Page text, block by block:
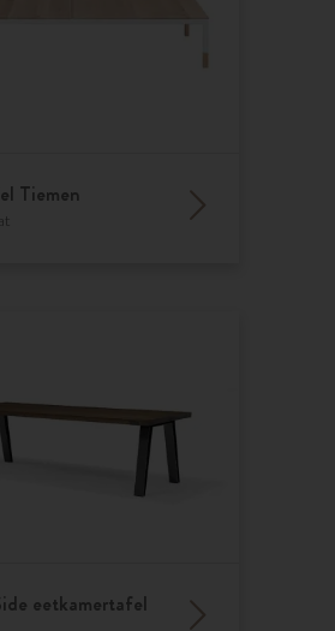
Tiemen
eetkamertafel